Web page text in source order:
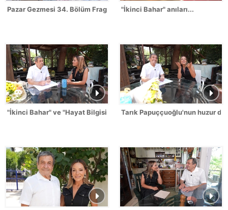
Pazar Gezmesi 34. Bölüm Fragmanı - Esra Balamir
"İkinci Bahar" anıları...
"İkinci Bahar" ve "Hayat Bilgisi" anıları!Tarık Papuççuoğlu'nun huzur